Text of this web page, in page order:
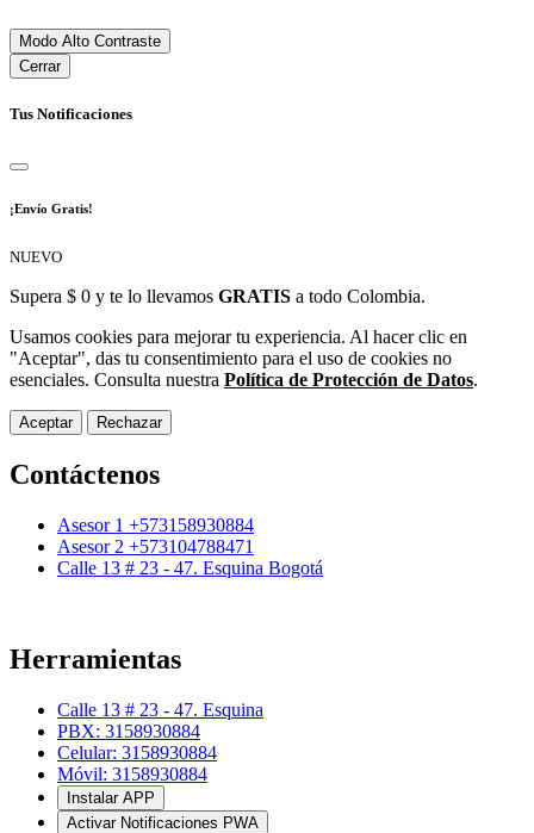
Modo Alto Contraste
Cerrar
Tus Notificaciones
¡Envío Gratis!
NUEVO
Supera $ 0 y te lo llevamos GRATIS a todo Colombia.
Usamos cookies para mejorar tu experiencia. Al hacer clic en
"Aceptar", das tu consentimiento para el uso de cookies no
esenciales. Consulta nuestra Política de Protección de Datos.
Aceptar Rechazar
Contáctenos
Asesor 1 +573158930884
Asesor 2 +573104788471
Calle 13 # 23 - 47. Esquina Bogotá
Herramientas
Calle 13 # 23 - 47. Esquina
PBX: 3158930884
Celular: 3158930884
Móvil: 3158930884
Instalar APP
Activar Notificaciones PWA